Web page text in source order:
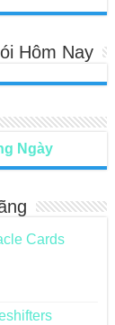
Hôm Nay
Ngày
Cards